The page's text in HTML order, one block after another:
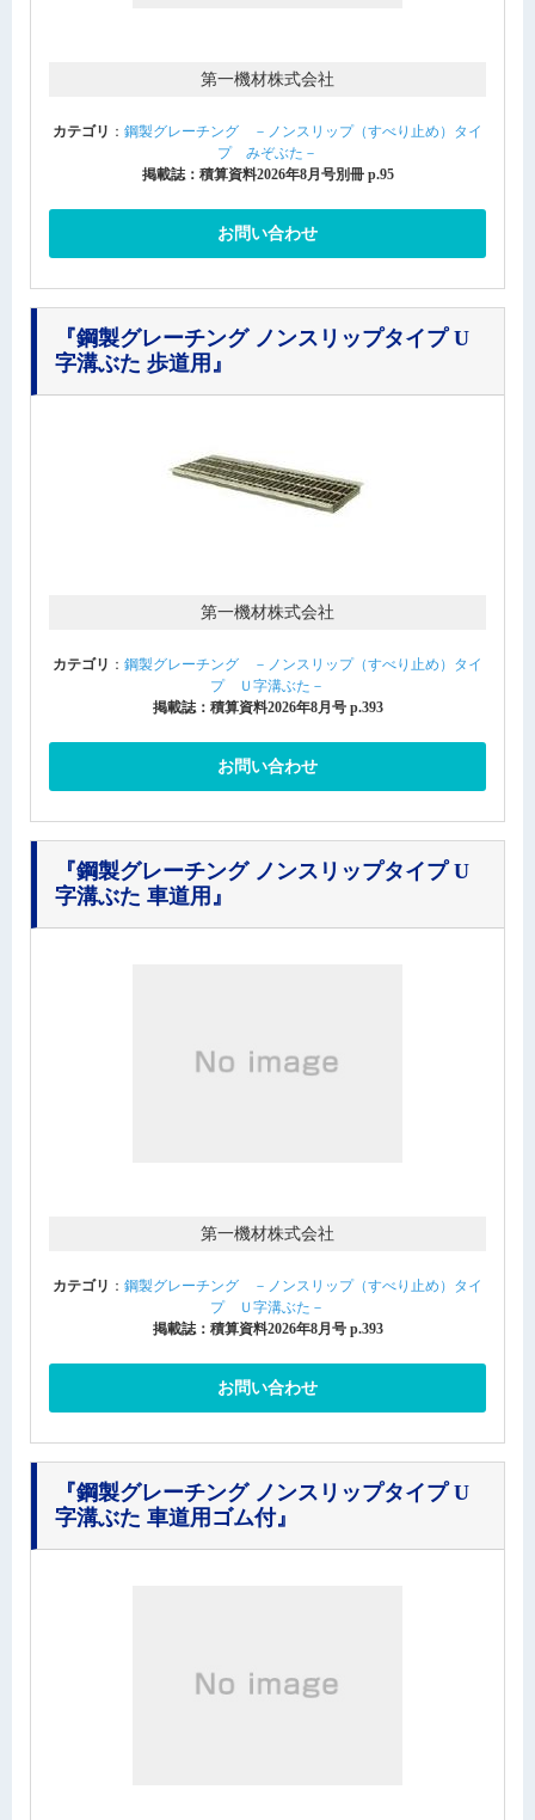
第一機材株式会社
カテゴリ ： 鋼製グレーチング －ノンスリップ（すべり止め）タイ
プ みぞぶた－
掲載誌：積算資料2026年8月号別冊 p.95
お問い合わせ
『鋼製グレーチング ノンスリップタイプ U
字溝ぶた 歩道用』
第一機材株式会社
カテゴリ ： 鋼製グレーチング －ノンスリップ（すべり止め）タイ
プ Ｕ字溝ぶた－
掲載誌：積算資料2026年8月号 p.393
お問い合わせ
『鋼製グレーチング ノンスリップタイプ U
字溝ぶた 車道用』
第一機材株式会社
カテゴリ ： 鋼製グレーチング －ノンスリップ（すべり止め）タイ
プ Ｕ字溝ぶた－
掲載誌：積算資料2026年8月号 p.393
お問い合わせ
『鋼製グレーチング ノンスリップタイプ U
字溝ぶた 車道用ゴム付』